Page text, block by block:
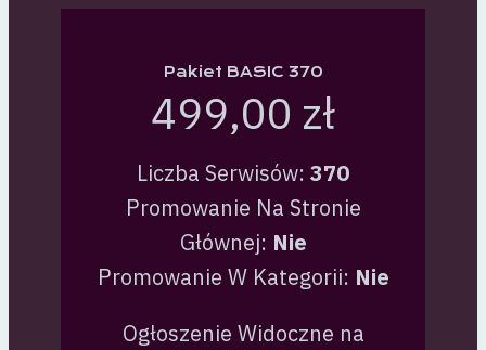
Pakiet BASIC 370
499,00 zł
Liczba Serwisów: 370
Promowanie Na Stronie
Głównej: Nie
Promowanie W Kategorii: Nie
Ogłoszenie Widoczne na